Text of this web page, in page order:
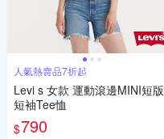
人氣熱賣品7折起
Levi s 女款 運動滾邊MINI短版
短袖Tee恤
$790